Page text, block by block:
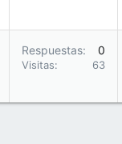
Respuestas 0
Visitas 63